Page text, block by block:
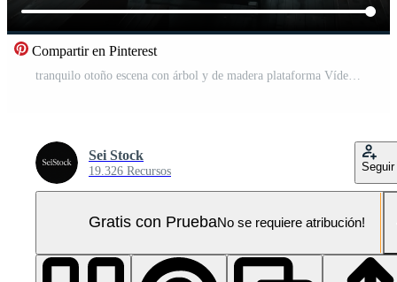
Compartir en Pinterest
Sei Stock
19.326 Recursos Seguir
Gratis con PruebaNo se requiere atribución!